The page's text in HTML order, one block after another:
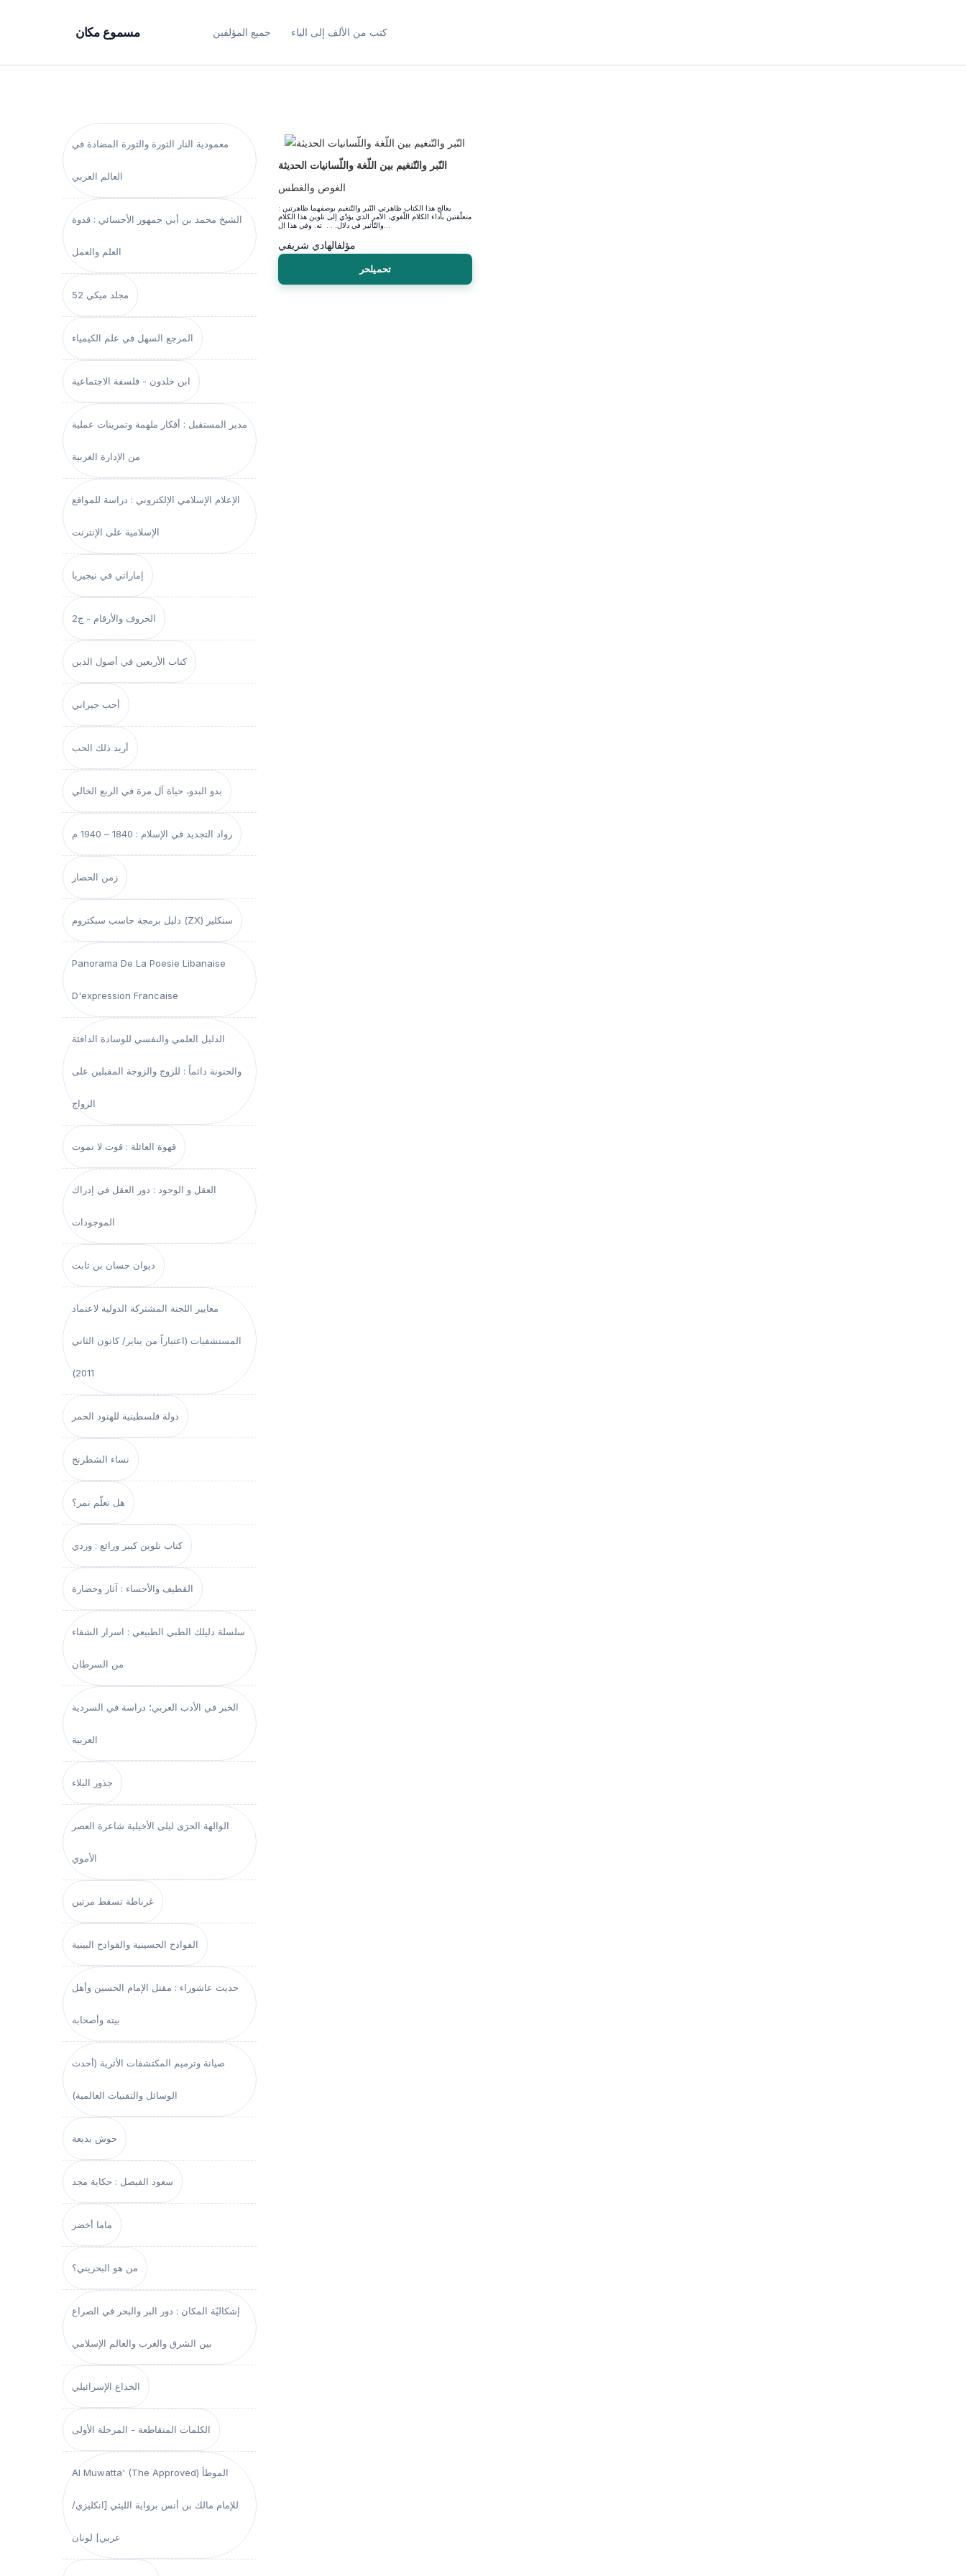
مسموع مكان جميع المؤلفين كتب من الألف إلى الياء
معمودية النار الثورة والثورة المضادة في
العالم العربي
الشيخ محمد بن أبي جمهور الأحسائي : قدوة
العلم والعمل
مجلد ميكي 52
المرجع السهل في علم الكيمياء
ابن خلدون - فلسفة الاجتماعية
مدير المستقبل : أفكار ملهمة وتمرينات عملية
من الإدارة الغربية
الإعلام الإسلامي الإلكتروني : دراسة للمواقع
الإسلامية على الإنترنت
إماراتي في نيجيريا
الحروف والأرقام - ج2
كتاب الأربعين في أصول الدين
أحب جيراني
أريد ذلك الحب
بدو البدو، حياة آل مرة في الربع الخالي
رواد التجديد في الإسلام : 1840 – 1940 م
زمن الحصار
دليل برمجة حاسب سبكتروم (ZX) سنكلير
Panorama De La Poesie Libanaise
D'expression Francaise
الدليل العلمي والنفسي للوسادة الدافئة
والحنونة دائماً : للزوج والزوجة المقبلين على
الزواج
قهوة العائلة : قوت لا تموت
العقل و الوجود : دور العقل في إدراك
الموجودات
ديوان حسان بن ثابت
معايير اللجنة المشتركة الدولية لاعتماد
المستشفيات (اعتباراً من يناير/ كانون الثاني
2011)
دولة فلسطينية للهنود الحمر
نساء الشطرنج
هل تعلّم نمر؟
كتاب تلوين كبير ورائع : وردي
القطيف والأحساء : آثار وحضارة
سلسلة دليلك الطبي الطبيعي : اسرار الشفاء
من السرطان
الخبر في الأدب العربي؛ دراسة في السردية
العربية
جذور البلاء
الوالهة الحرَى ليلى الأخيلية شاعرة العصر
الأموي
غرناطة تسقط مرتين
الفوادح الحسينية والقوادح البينية
حديث عاشوراء : مقتل الإمام الحسين وأهل
بيته وأصحابه
صيانة وترميم المكتشفات الأثرية (أحدث
الوسائل والتقنيات العالمية)
حوش بديعة
سعود الفيصل : حكاية مجد
ماما أخضر
من هو البحريني؟
إشكاليّة المكان : دور البر والبحر في الصراع
بين الشرق والغرب والعالم الإسلامي
الخداع الإسرائيلي
الكلمات المتقاطعة - المرحلة الأولى
Al Muwatta' (The Approved) الموطأ
للإمام مالك بن أنس برواية الليثي [انكليزي/
عربي] لونان
النّبر والتّنغيم بين اللّغة واللّسانيات الحديثة
الغوص والغطس
: يعالج هذا الكتاب ظاهرتي النّبر والتّنغيم بوصفهما ظاهرتين
متعلّقتين بأداء الكلام اللّغوي، الأمر الذي يؤدّي إلى تلوين هذا الكلام
مؤلفالهادي شريفي
تحميلحر